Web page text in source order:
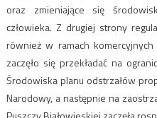
oraz zmieniające się
człowieka. Z drugiej strony
również w ramach
zaczęło się przekładać na
Środowiska planu odstrzałów
Narodowy, a następnie na